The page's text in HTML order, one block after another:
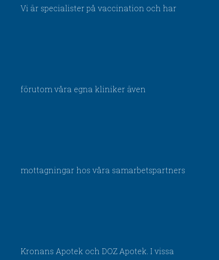
Vi är specialister på vaccination och har
förutom våra egna kliniker även
mottagningar hos våra samarbetspartners
Kronans Apotek och DOZ Apotek. I vissa